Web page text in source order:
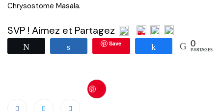
Chrysostome Masala.
SVP ! Aimez et Partagez
Partagez Save Partagez 0
PARTAGES